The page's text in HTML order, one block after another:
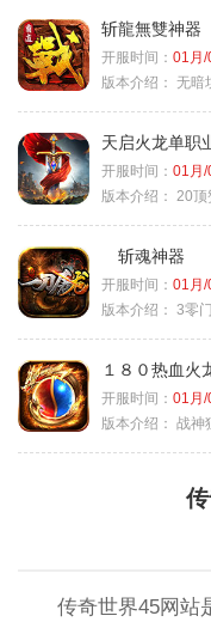
斩龍無雙神器
开服时间： 01月/
版本介绍： 无暗
天启火龙单职
开服时间： 01月/
版本介绍： 20顶
斩魂神器
开服时间： 01月/
版本介绍： 3零
１８０热血火
开服时间： 01月/
版本介绍： 战神
传奇世界45网站